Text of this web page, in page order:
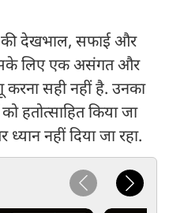
की देखभाल, सफाई और
लिए एक असंगत और
करना सही नहीं है. उनका
हतोत्साहित किया जा
नहीं दिया जा रहा.